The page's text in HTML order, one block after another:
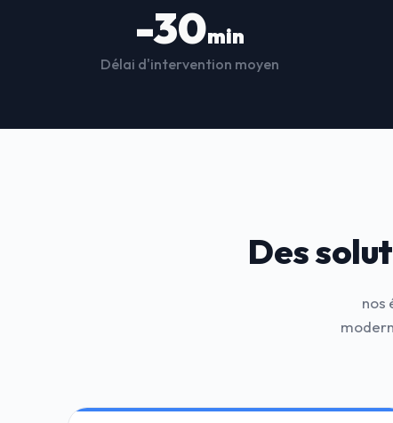
-30min
Délai d'intervention moyen
Des
nos